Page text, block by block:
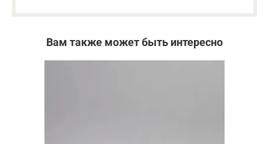
Вам также может быть интересно